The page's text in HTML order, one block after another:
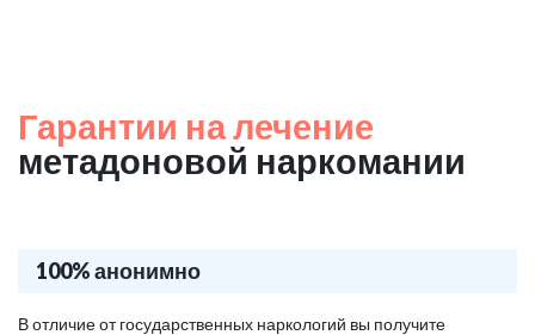
Гарантии на лечение
метадоновой наркомании
100% анонимно
В отличие от государственных наркологий вы получите